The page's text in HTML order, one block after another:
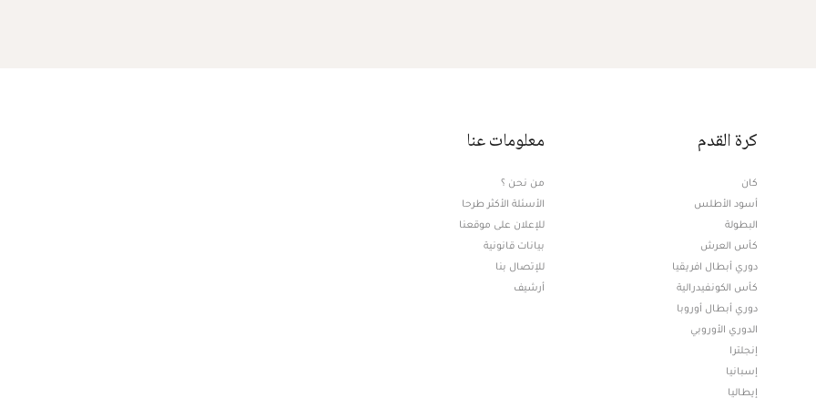
كرة القدم
كان
أسود الأطلس
البطولة
كأس العرش
دوري أبطال افريقيا
كأس الكونفيدرالية
دوري أبطال أوروبا
الدوري الأوروبي
إنجلترا
إسبانيا
إيطاليا
معلومات عنا
من نحن ؟
الأسئلة الأكثر طرحا
للإعلان على موقعنا
بيانات قانونية
للإتصال بنا
أرشيف